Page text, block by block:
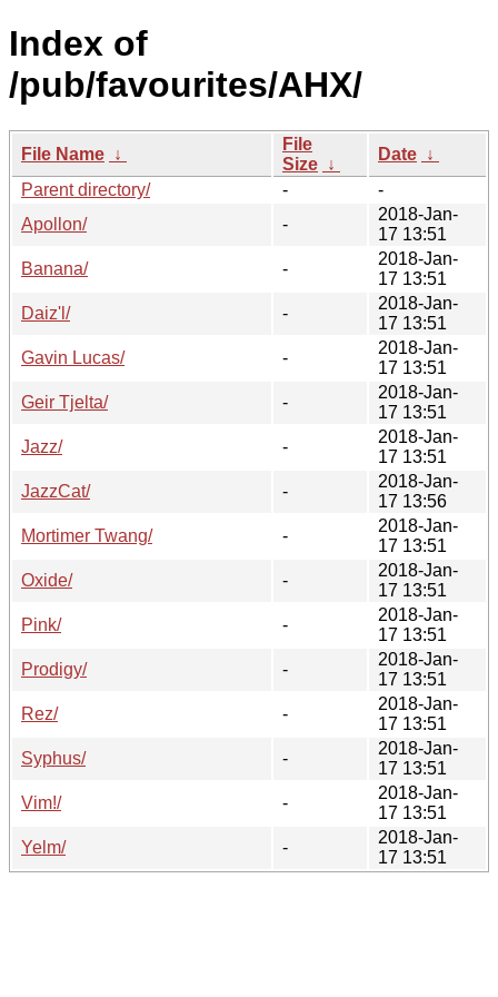
Index of
/pub/favourites/AHX/
File Name ↓
File
Size ↓
Date ↓
Parent directory/
-
-
Apollon/
-
2018-Jan-
17 13:51
Banana/
-
2018-Jan-
17 13:51
Daiz'l/
-
2018-Jan-
17 13:51
Gavin Lucas/
-
2018-Jan-
17 13:51
Geir Tjelta/
-
2018-Jan-
17 13:51
Jazz/
-
2018-Jan-
17 13:51
JazzCat/
-
2018-Jan-
17 13:56
Mortimer Twang/
-
2018-Jan-
17 13:51
Oxide/
-
2018-Jan-
17 13:51
Pink/
-
2018-Jan-
17 13:51
Prodigy/
-
2018-Jan-
17 13:51
Rez/
-
2018-Jan-
17 13:51
Syphus/
-
2018-Jan-
17 13:51
Vim!/
-
2018-Jan-
17 13:51
Yelm/
-
2018-Jan-
17 13:51